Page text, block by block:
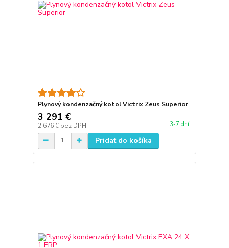
Plynový kondenzačný kotol Victrix Zeus Superior
3 291 €
2 676 € bez DPH 3-7 dní
Pridať do košíka